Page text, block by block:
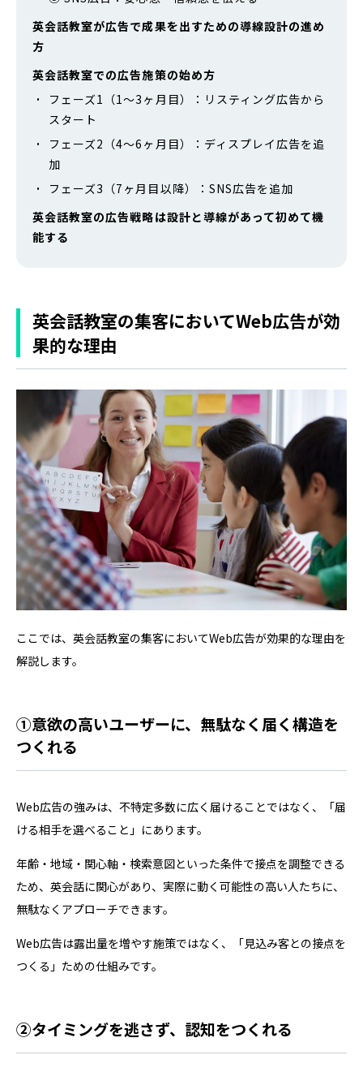
英会話教室が広告で成果を出すための導線設計の進め
方
英会話教室での広告施策の始め方
フェーズ1（1〜3ヶ月目）：リスティング広告から
スタート
フェーズ2（4〜6ヶ月目）：ディスプレイ広告を追
加
フェーズ3（7ヶ月目以降）：SNS広告を追加
英会話教室の広告戦略は設計と導線があって初めて機
能する
英会話教室の集客においてWeb広告が効
果的な理由
ここでは、英会話教室の集客においてWeb広告が効果的な理由を
解説します。
①意欲の高いユーザーに、無駄なく届く構造を
つくれる
Web広告の強みは、不特定多数に広く届けることではなく、「届
ける相手を選べること」にあります。
年齢・地域・関心軸・検索意図といった条件で接点を調整できる
ため、英会話に関心があり、実際に動く可能性の高い人たちに、
無駄なくアプローチできます。
Web広告は露出量を増やす施策ではなく、「見込み客との接点を
つくる」ための仕組みです。
②タイミングを逃さず、認知をつくれる